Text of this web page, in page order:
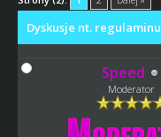
Dyskusje nt. regulaminu
Speed
Moderator